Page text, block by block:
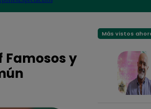
Famosos y
Más vistos